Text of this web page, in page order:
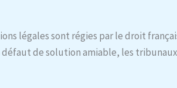
légales sont régies par le droit
défaut de solution amiable, les